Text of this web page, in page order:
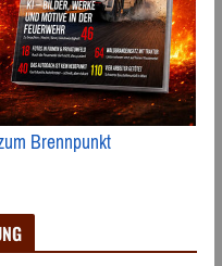
Brennpunkt